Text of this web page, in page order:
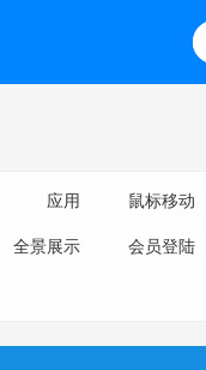
应用 鼠标移动
全景展示 会员登陆